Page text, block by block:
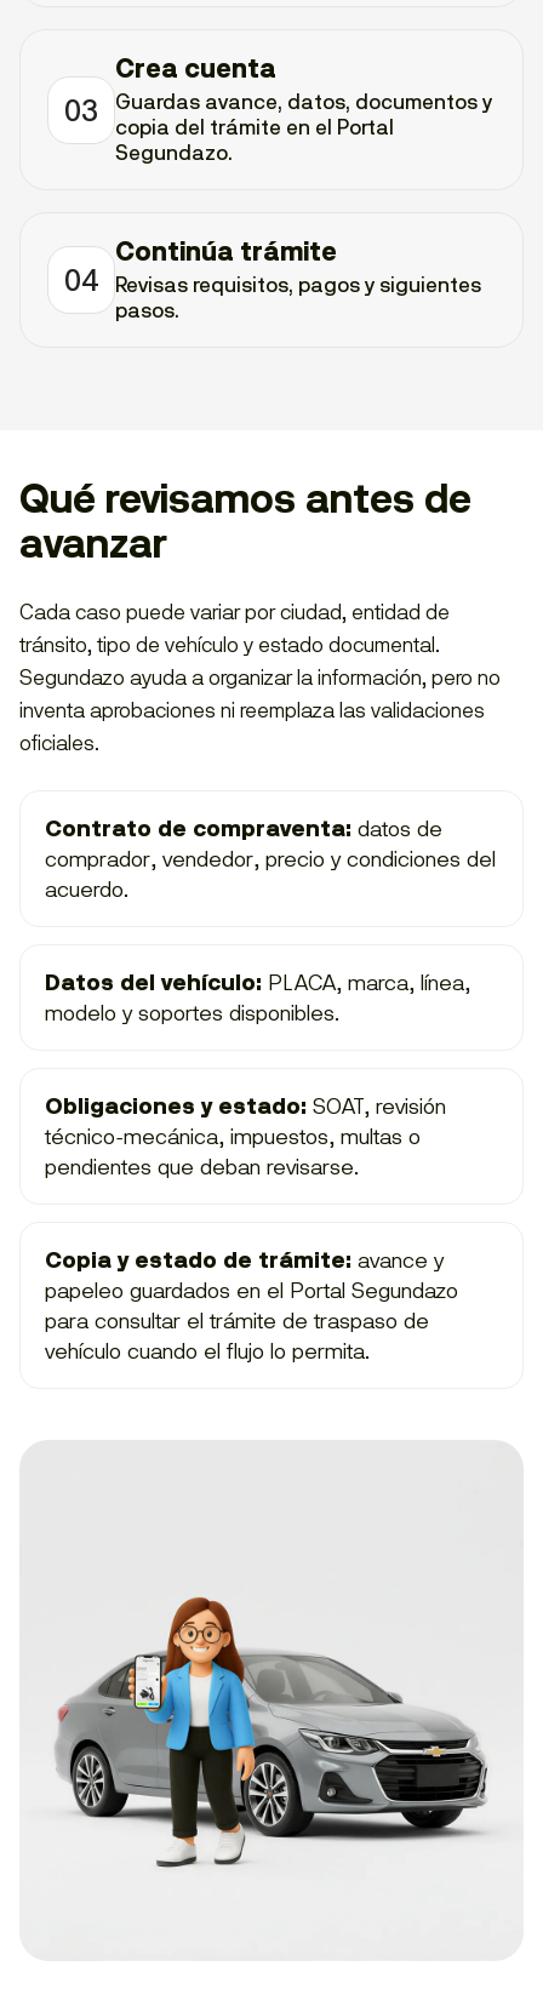
03
Crea cuenta
Guardas avance, datos, documentos y
copia del trámite en el Portal
Segundazo.
04
Continúa trámite
Revisas requisitos, pagos y siguientes
pasos.
Qué revisamos antes de
avanzar
Cada caso puede variar por ciudad, entidad de
tránsito, tipo de vehículo y estado documental.
Segundazo ayuda a organizar la información, pero no
inventa aprobaciones ni reemplaza las validaciones
oficiales.
Contrato de compraventa: datos de
comprador, vendedor, precio y condiciones del
acuerdo.
Datos del vehículo: PLACA, marca, línea,
modelo y soportes disponibles.
Obligaciones y estado: SOAT, revisión
técnico-mecánica, impuestos, multas o
pendientes que deban revisarse.
Copia y estado de trámite: avance y
papeleo guardados en el Portal Segundazo
para consultar el trámite de traspaso de
vehículo cuando el flujo lo permita.